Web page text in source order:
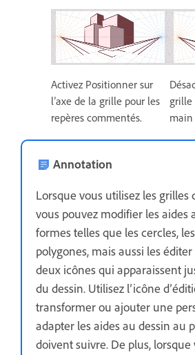
Activez Positionner sur
l’axe de la grille pour les
repères commentés.
grille
main
Annotation
Lorsque vous utilisez les grilles
vous pouvez modifier les aides
formes telles que les cercles,
polygones, mais aussi les éditer
deux icônes qui apparaissent
du dessin. Utilisez l’icône
transformer ou ajouter une
adapter les aides au dessin au
doivent suivre. De plus, lorsque